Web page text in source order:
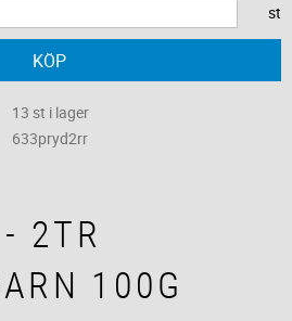
st
KÖP
13 st i lager
633pryd2rr
2TR
100G